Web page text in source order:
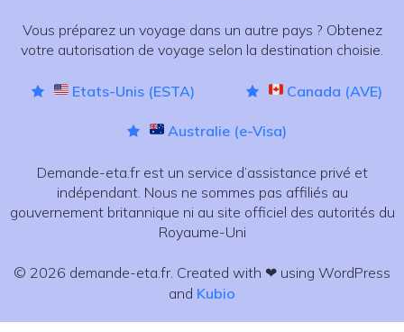
Vous préparez un voyage dans un autre pays ? Obtenez
votre autorisation de voyage selon la destination choisie.
Etats-Unis (ESTA) Canada (AVE)
Australie (e-Visa)
Demande-eta.fr est un service d’assistance privé et
indépendant. Nous ne sommes pas affiliés au
gouvernement britannique ni au site officiel des autorités du
Royaume-Uni
© 2026 demande-eta.fr. Created with ❤ using WordPress
and Kubio